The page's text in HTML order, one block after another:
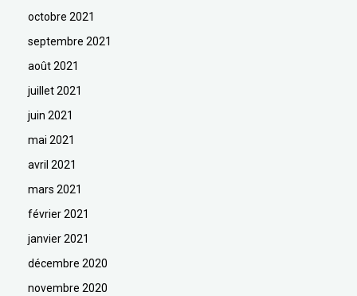
octobre 2021
septembre 2021
août 2021
juillet 2021
juin 2021
mai 2021
avril 2021
mars 2021
février 2021
janvier 2021
décembre 2020
novembre 2020